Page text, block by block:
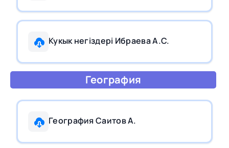
Кукык негiздерi Ибраева А.С.
География
География Саитов А.